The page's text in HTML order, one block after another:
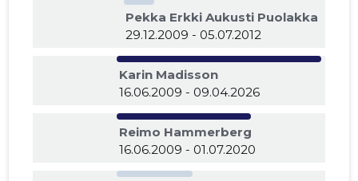
Pekka Erkki Aukusti Puolakka
29.12.2009 - 05.07.2012
Karin Madisson
16.06.2009 - 09.04.2026
Reimo Hammerberg
16.06.2009 - 01.07.2020